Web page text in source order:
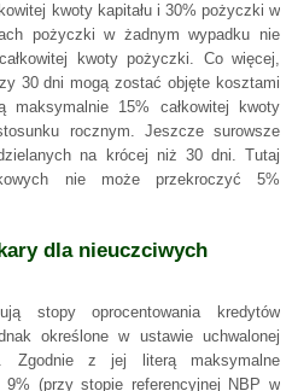
kwoty kapitału i 30% pożyczki w
pożyczki w żadnym wypadku nie
kwoty pożyczki. Co więcej,
30 dni mogą zostać objęte kosztami
maksymalnie 15% całkowitej kwoty
rocznym. Jeszcze surowsze
na krócej niż 30 dni. Tutaj
nie może przekroczyć 5%
dla nieuczciwych
stopy oprocentowania kredytów
określone w ustawie uchwalonej
Zgodnie z jej literą maksymalne
9% (przy stopie referencyjnej NBP w